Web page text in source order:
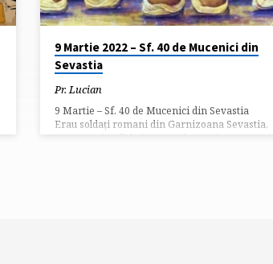
9 Martie 2022 – Sf. 40 de Mucenici din
Sevastia
Pr. Lucian
9 Martie – Sf. 40 de Mucenici din Sevastia
Erau soldați romani din Garnizoana Sevastia,